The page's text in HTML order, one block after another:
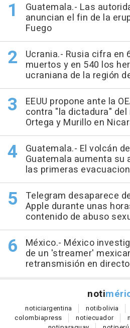
Guatemala.- Las
anuncian el fin de la
Fuego
Ucrania.- Rusia cifra en
muertos y en 540 los
ucraniana de la región
EEUU propone ante la
contra "la dictadura"
Ortega y Murillo en
Guatemala.- El volcán
Guatemala aumenta su
las primeras
Telegram desaparece
Apple durante unas
contenido de abuso
México.- México
de un 'streamer'
retransmisión en directo
noti
noticiargentina notibolivia
colombiapress notiecuador